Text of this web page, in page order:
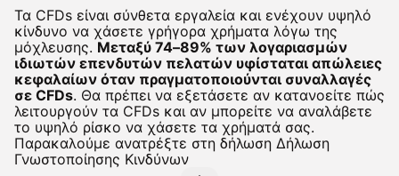
Τα CFDs είναι σύνθετα εργαλεία και ενέχουν υψηλό
κίνδυνο να χάσετε γρήγορα χρήματα λόγω της
μόχλευσης. Μεταξύ 74–89% των λογαριασμών
ιδιωτών επενδυτών πελατών υφίσταται απώλειες
κεφαλαίων όταν πραγματοποιούνται συναλλαγές
σε CFDs. Θα πρέπει να εξετάσετε αν κατανοείτε πώς
λειτουργούν τα CFDs και αν μπορείτε να αναλάβετε
το υψηλό ρίσκο να χάσετε τα χρήματά σας.
Παρακαλούμε ανατρέξτε στη δήλωση Δήλωση
Γνωστοποίησης Κινδύνων